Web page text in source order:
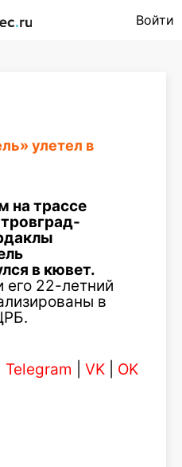
Войти
улетел в
на трассе
в кювет.
его 22-летний
в
Telegram VK OK